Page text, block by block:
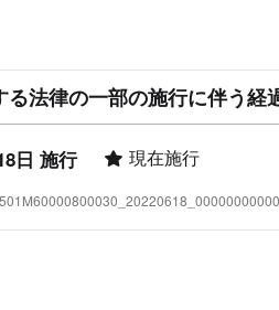
法律の一部の施行に伴う経
日 施行 現在施行